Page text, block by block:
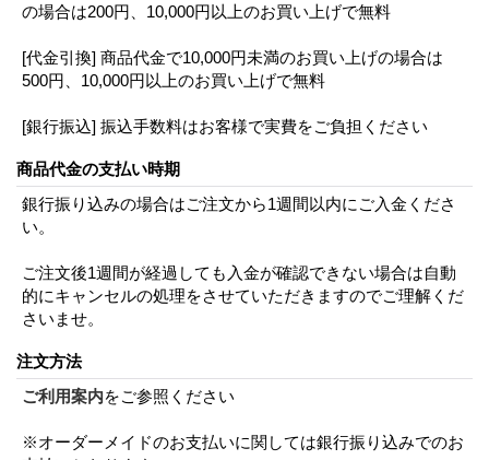
の場合は200円、10,000円以上のお買い上げで無料
[代金引換] 商品代金で10,000円未満のお買い上げの場合は
500円、10,000円以上のお買い上げで無料
[銀行振込] 振込手数料はお客様で実費をご負担ください
商品代金の支払い時期
銀行振り込みの場合はご注文から1週間以内にご入金くださ
い。
ご注文後1週間が経過しても入金が確認できない場合は自動
的にキャンセルの処理をさせていただきますのでご理解くだ
さいませ。
注文方法
ご利用案内をご参照ください
※オーダーメイドのお支払いに関しては銀行振り込みでのお